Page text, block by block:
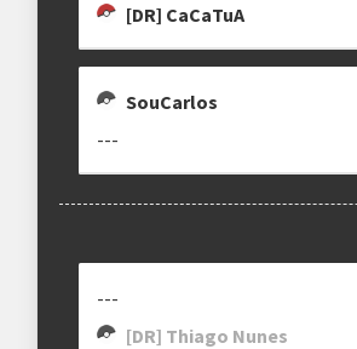
[DR] CaCaTuA
SouCarlos
---
---
[DR] Thiago Nunes